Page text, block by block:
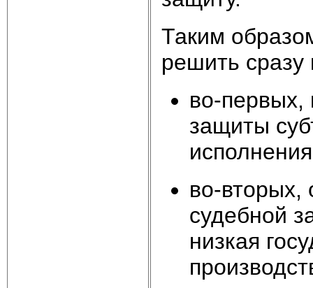
Таким
решить сразу
во-первых,
защиты
исполнения
во-вторых,
судебной
низкая